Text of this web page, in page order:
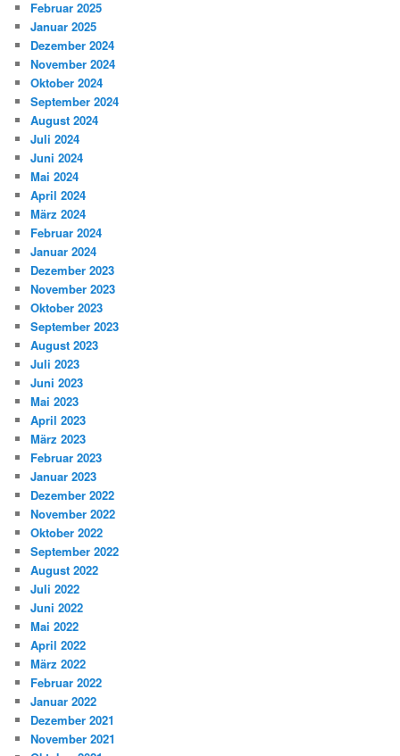
Februar 2025
Januar 2025
Dezember 2024
November 2024
Oktober 2024
September 2024
August 2024
Juli 2024
Juni 2024
Mai 2024
April 2024
März 2024
Februar 2024
Januar 2024
Dezember 2023
November 2023
Oktober 2023
September 2023
August 2023
Juli 2023
Juni 2023
Mai 2023
April 2023
März 2023
Februar 2023
Januar 2023
Dezember 2022
November 2022
Oktober 2022
September 2022
August 2022
Juli 2022
Juni 2022
Mai 2022
April 2022
März 2022
Februar 2022
Januar 2022
Dezember 2021
November 2021